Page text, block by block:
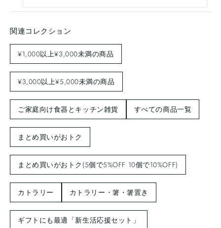
関連コレクション
¥1,000以上¥3,000未満の商品
¥3,000以上¥5,000未満の商品
ご家庭向け食器とキッチン雑貨 すべての商品一覧
まとめ買いがおトク
まとめ買いがおトク(5個で5%OFF 10個で10%OFF)
カトラリー カトラリー・箸・箸置き
ギフトにも最適「新生活応援セット」